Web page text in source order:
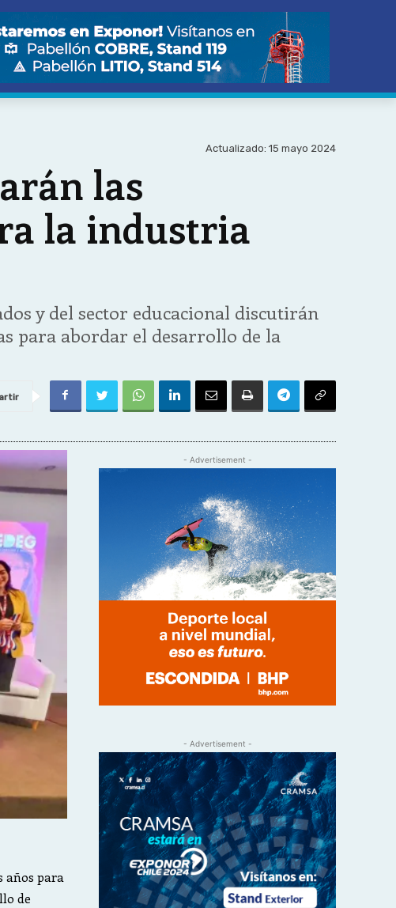
Actualizado: 15 mayo 2024
las
la industria
y del sector educacional discutirán
para abordar el desarrollo de la
años para
de
- Advertisement -
- Advertisement -